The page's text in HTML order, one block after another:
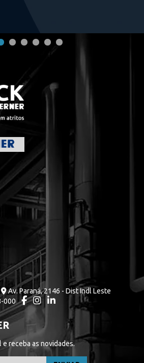
Av. Paraná, 2146 - Dist Indl Leste
000
e receba as novidades.